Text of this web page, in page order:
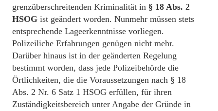
grenzüberschreitenden Kriminalität in § 18 Abs. 2
HSOG ist geändert worden. Nunmehr müssen stets
entsprechende Lageerkenntnisse vorliegen.
Polizeiliche Erfahrungen genügen nicht mehr.
Darüber hinaus ist in der geänderten Regelung
bestimmt worden, dass jede Polizeibehörde die
Örtlichkeiten, die die Voraussetzungen nach § 18
Abs. 2 Nr. 6 Satz 1 HSOG erfüllen, für ihren
Zuständigkeitsbereich unter Angabe der Gründe in